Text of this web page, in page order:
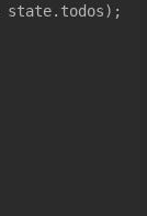
state.todos);